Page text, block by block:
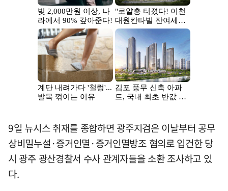
9일 뉴시스 취재를 종합하면 광주지검은 이날부터 공무
상비밀누설·증거인멸·증거인멸방조 혐의로 입건한 당
시 광주 광산경찰서 수사 관계자들을 소환 조사하고 있
다.